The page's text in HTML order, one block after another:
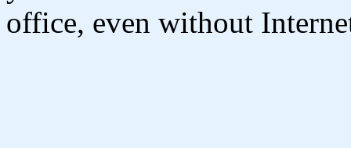
office, even without